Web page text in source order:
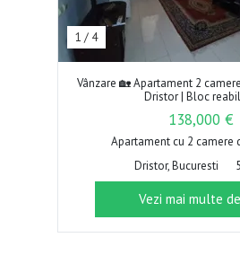
1 / 4
Vânzare 🏡 Apartament 2
Dristor | Bloc
138,000 €
Apartament cu 2 camere
Dristor, Bucuresti
Vezi mai multe